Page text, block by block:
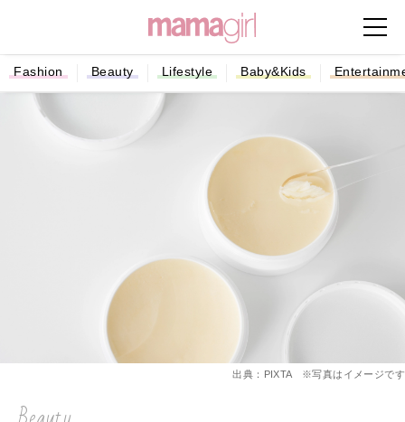
Fashion Beauty Lifestyle Baby&Kids
出典：PIXTA ※写真はイメージです